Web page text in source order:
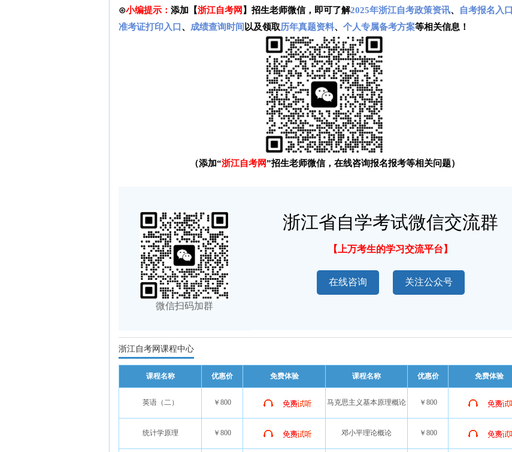
⊙小编提示： 添加【浙江自考网 】招生老师微信，即可了解2025年浙江自考政策资讯、 自考报名入口
准考证打印入口 、 成绩查询时间 以及领取历年真题资料、 个人专属备考方案等相关信息！
（添加“浙江自考网”招生老师微信，在线咨询报名报考等相关问题）
微信扫码加群
浙江省自学考试微信交流群
【上万考生的学习交流平台】
在线咨询 关注公众号
浙江自考网课程中心
课程名称 优惠价 免费体验 课程名称 优惠价 免费体验
英语（二） ￥800 马克思主义基本原理概论 ￥800
统计学原理 ￥800 邓小平理论概论 ￥800